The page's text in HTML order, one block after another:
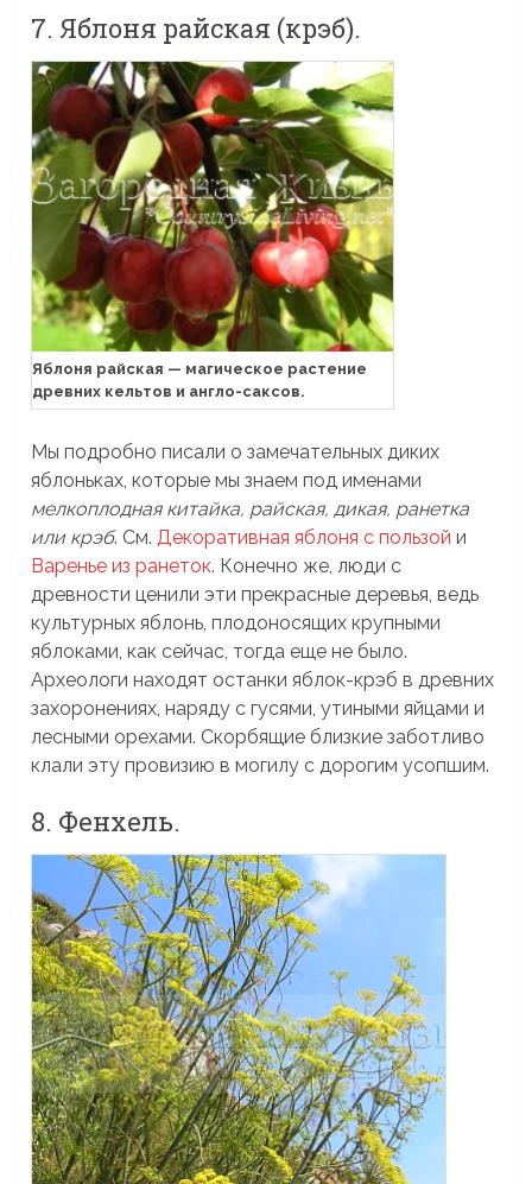
7. Яблоня райская (крэб).
Яблоня райская — магическое растение
древних кельтов и англо-саксов.
Мы подробно писали о замечательных диких
яблоньках, которые мы знаем под именами
мелкоплодная китайка, райская, дикая, ранетка
или крэб. См.Декоративная яблоня с пользой и
Варенье из ранеток. Конечно же, люди с
древности ценили эти прекрасные деревья, ведь
культурных яблонь, плодоносящих крупными
яблоками, как сейчас, тогда еще не было.
Археологи находят останки яблок-крэб в древних
захоронениях, наряду с гусями, утиными яйцами и
лесными орехами. Скорбящие близкие заботливо
клали эту провизию в могилу с дорогим усопшим.
8. Фенхель.